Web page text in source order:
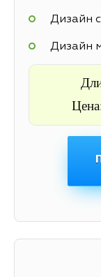
Дизайн
Дизайн